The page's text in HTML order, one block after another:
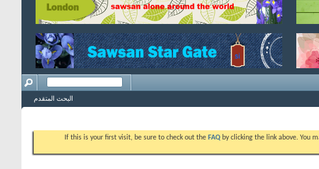
البحث المتقدم
If this is your first visit, be sure to check out the FAQ by clicking the link above. You